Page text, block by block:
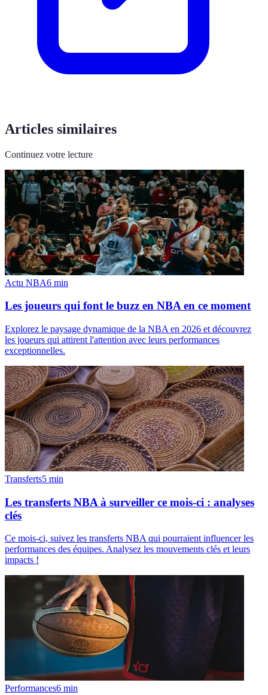
Articles similaires
Continuez votre lecture
Actu NBA6 min
Les joueurs qui font le buzz en NBA en ce moment
Explorez le paysage dynamique de la NBA en 2026 et découvrez
les joueurs qui attirent l'attention avec leurs performances
exceptionnelles.
Transferts5 min
Les transferts NBA à surveiller ce mois-ci : analyses
clés
Ce mois-ci, suivez les transferts NBA qui pourraient influencer les
performances des équipes. Analysez les mouvements clés et leurs
impacts !
Performances6 min